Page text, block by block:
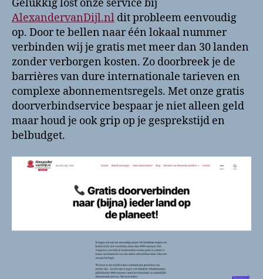
Gelukkig lost onze service bij
AlexandervanDijl.nl dit probleem eenvoudig
op. Door te bellen naar één lokaal nummer
verbinden wij je gratis met meer dan 30 landen
zonder verborgen kosten. Zo doorbreek je de
barrières van dure internationale tarieven en
complexe abonnementsregels. Met onze gratis
doorverbindservice bespaar je niet alleen geld
maar houd je ook grip op je gesprekstijd en
belbudget.